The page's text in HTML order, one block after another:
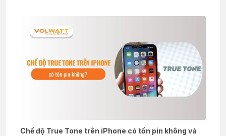
Chế độ True Tone trên iPhone có tốn pin không và